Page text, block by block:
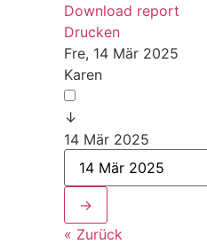
Download report
Drucken
Fre, 14 Mär 2025
Karen
↓
14 Mär 2025
→
« Zurück